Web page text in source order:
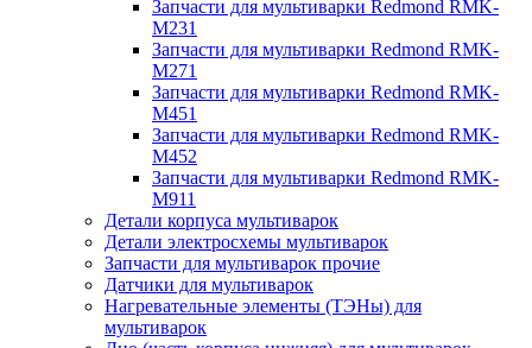
Запчасти для мультиварки Redmond RMK-
M231
Запчасти для мультиварки Redmond RMK-
M271
Запчасти для мультиварки Redmond RMK-
M451
Запчасти для мультиварки Redmond RMK-
M452
Запчасти для мультиварки Redmond RMK-
M911
Детали корпуса мультиварок
Детали электросхемы мультиварок
Запчасти для мультиварок прочие
Датчики для мультиварок
Нагревательные элементы (ТЭНы) для
мультиварок